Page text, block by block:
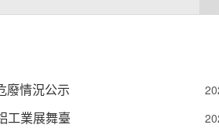
廢情況公示
工業展舞臺